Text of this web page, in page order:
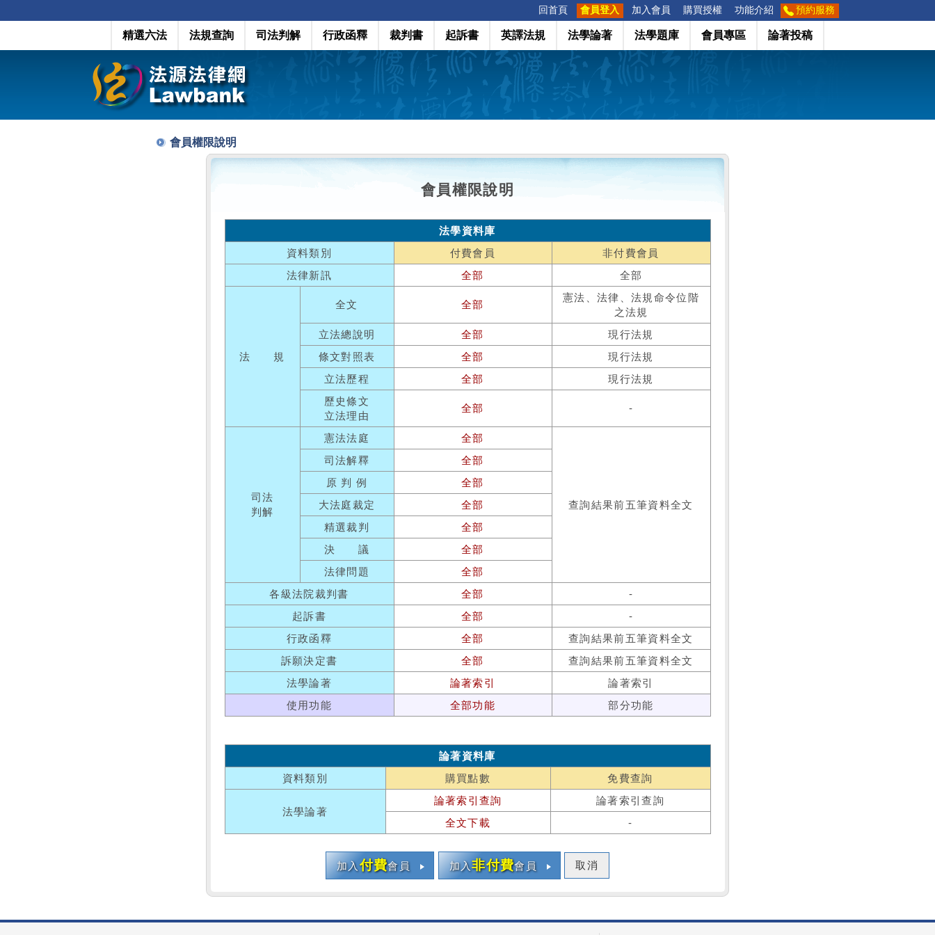
回首頁 會員登入 加入會員 購買授權 功能介紹 預約服務
精選六法 法規查詢 司法判解 行政函釋 裁判書 起訴書 英譯法規 法學論著 法學題庫 會員專區 論著投稿
會員權限說明
會員權限說明
法學資料庫
資料類別
付費會員
非付費會員
法律新訊
全部 全部
法 規
全文 全部
憲法、法律、法規命令位階
之法規
立法總說明
全部
現行法規
條文對照表
全部
現行法規
立法歷程
全部
現行法規
歷史條文
立法理由
全部 -
司法
判解
憲法法庭 全部
查詢結果前五筆資料全文
司法解釋
全部
原 判 例
全部
大法庭裁定
全部
精選裁判
全部
決 議
全部
法律問題
全部
各級法院裁判書
全部
-
起訴書
全部
-
行政函釋
全部
查詢結果前五筆資料全文
訴願決定書
全部
查詢結果前五筆資料全文
法學論著
論著索引
論著索引
使用功能
全部功能 部分功能
論著資料庫
資料類別
購買點數 免費查詢
法學論著
論著索引查詢
論著索引查詢
全文下載
-
加入付費會員 加入非付費會員 取消